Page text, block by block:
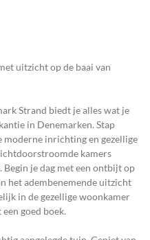
uitzicht op de baai van
Strand biedt je alles wat je
in Denemarken. Stap
moderne inrichting en gezellige
kamers
je dag met een ontbijt op
het adembenemende uitzicht
in de gezellige woonkamer
goed boek.